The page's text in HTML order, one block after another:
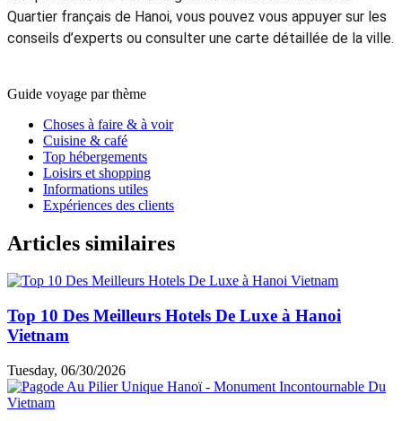
Quartier français de Hanoi, vous pouvez vous appuyer sur les
conseils d’experts ou consulter une carte détaillée de la ville.
Guide voyage par thème
Choses à faire & à voir
Cuisine & café
Top hébergements
Loisirs et shopping
Informations utiles
Expériences des clients
Articles similaires
Top 10 Des Meilleurs Hotels De Luxe à Hanoi
Vietnam
Tuesday, 06/30/2026